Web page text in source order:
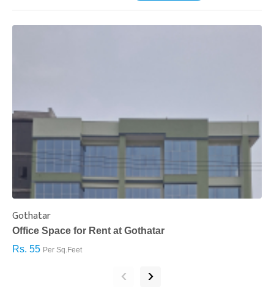
Gothatar
Office Space for Rent at Gothatar
Rs. 55 Per Sq.Feet
‹ ›